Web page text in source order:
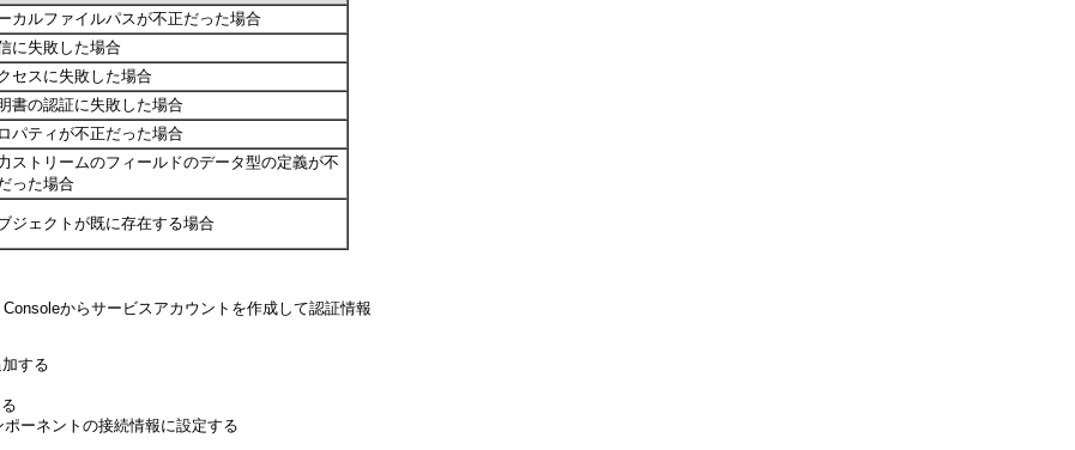
カルファイルパスが不正だった場合
に失敗した場合
セスに失敗した場合
書の認証に失敗した場合
パティが不正だった場合
ストリームのフィールドのデータ型の定義が不
った場合
ジェクトが既に存在する場合
からサービスアカウントを作成して認証情報
する
ーネントの接続情報に設定する